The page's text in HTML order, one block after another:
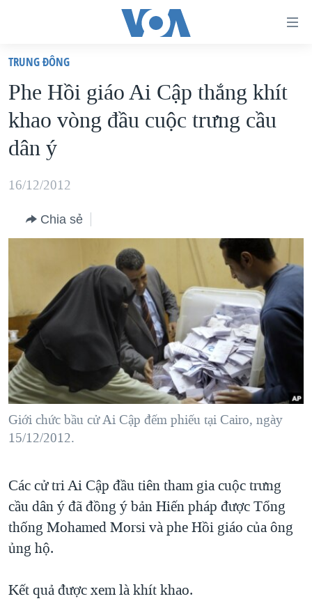
truy
cập
Tới
nội
chính
tới
"Tìm"
VIỆT NAM
HOA KỲ
BIỂN ĐÔNG
THẾ GIỚI
DIỄN ĐÀN
TỰ DO BÁO CHÍ
VẠCH TRẦN TIN GIẢ
NGƯỜI VIỆT HẢI NGOẠI
ĐỜI SỐNG
KINH TẾ
KHOA HỌC
SỨC KHOẺ
GIÁO DỤC
CHIẾN TRANH THƯƠNG MẠI CỦA MỸ: QUÁ KHỨ VÀ HIỆN
TẠI
HÀNH TRÌNH BẦU CỬ 2024
MỘT NĂM CHIẾN TRANH TẠI DẢI GAZA
GIẢI MÃ VÀNH ĐAI & CON ĐƯỜNG
NGÀY TỊ NẠN THẾ GIỚI
TRỊNH VĨNH BÌNH - NGƯỜI HẠ 'BÊN THẮNG CUỘC'
CHI PHÍ CHIẾN TRANH AFGHANISTAN
CÁC GIÁ TRỊ CỘNG HÒA Ở VIỆT NAM
THƯỢNG ĐỈNH TRUMP-KIM TẠI VIỆT NAM
NGƯ DÂN VIỆT VÀ LÀN SÓNG TRỘM HẢI SÂM
HỌC TIẾNG ANH
VIDEO
NGHE
MẠNG XÃ HỘI
TRUNG ÐÔNG
Phe Hồi giáo Ai Cập thắng khít
khao vòng đầu cuộc trưng cầu
dân ý
16/12/2012
Chia sẻ
Giới chức bầu cử Ai Cập đếm phiếu tại Cairo, ngày
15/12/2012.
Các cử tri Ai Cập đầu tiên tham gia cuộc trưng
cầu dân ý đã đồng ý bản Hiến pháp được Tổng
thống Mohamed Morsi và phe Hồi giáo của ông
ủng hộ.
Kết quả được xem là khít khao.